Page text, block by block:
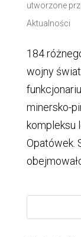
utworzone
Aktualności
184
wojny
minersko-
kompleksu
Opatówek.
obejmowało